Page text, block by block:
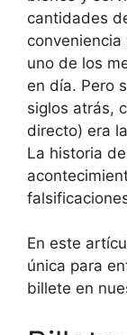
cantidades
uno de los
en día. Pero
siglos atrás,
directo) era
La historia
En este
única para
billete en